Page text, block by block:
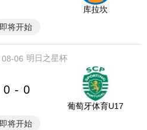
库拉坎
即将开始
08-06 明日之星杯
0 - 0
葡萄牙体育U17
即将开始